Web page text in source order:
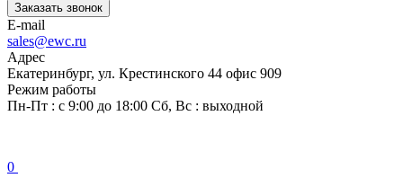
Заказать звонок
E-mail
sales@ewc.ru
Адрес
Екатеринбург, ул. Крестинского 44 офис 909
Режим работы
Пн-Пт : с 9:00 до 18:00 Сб, Вс : выходной
0